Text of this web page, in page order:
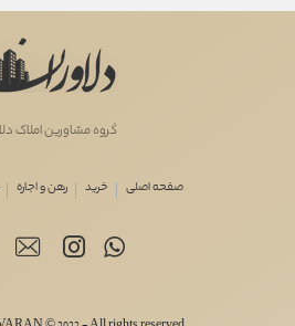
گروه مشاورین املاک
صفحه اصلی خرید رهن و اجاره